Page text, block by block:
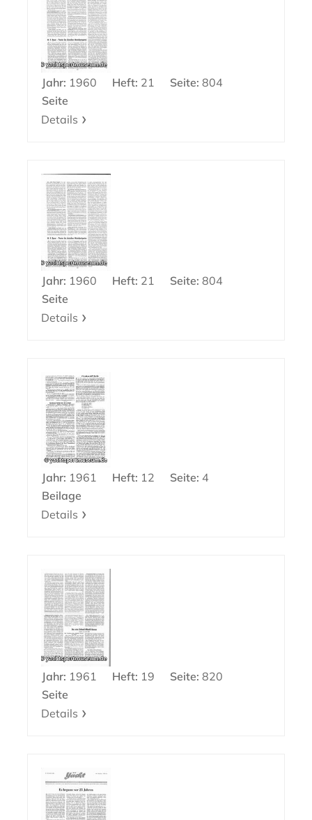
Jahr: 1960 Heft: 21 Seite: 804
Seite
Details
Jahr: 1960 Heft: 21 Seite: 804
Seite
Details
Jahr: 1961 Heft: 12 Seite: 4
Beilage
Details
Jahr: 1961 Heft: 19 Seite: 820
Seite
Details